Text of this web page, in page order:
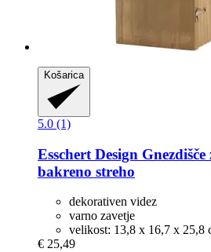
Košarica
5.0 (1)
Esschert Design
bakreno streho
dekorativen videz
varno zavetje
velikost: 13,8 x 16,7 x 25,8
€ 25,49